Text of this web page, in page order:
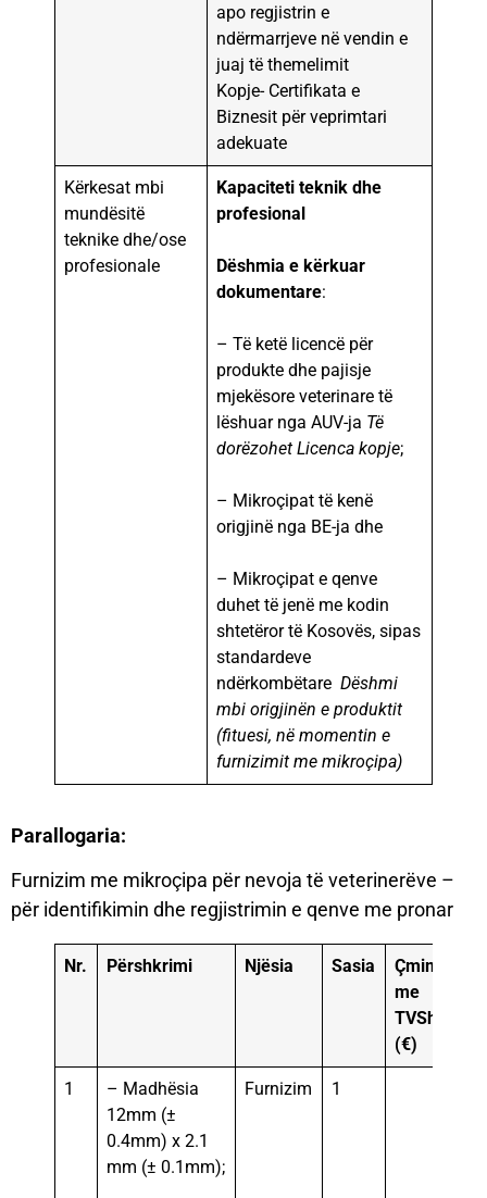
apo regjistrin e
ndërmarrjeve në vendin e
juaj të themelimit
Kopje- Certifikata e
Biznesit për veprimtari
adekuate
Kërkesat mbi
mundësitë
teknike dhe/ose
profesionale
Kapaciteti teknik dhe
profesional
Dëshmia e kërkuar
dokumentare:
– Të ketë licencë për
produkte dhe pajisje
mjekësore veterinare të
lëshuar nga AUV-ja Të
dorëzohet Licenca kopje;
– Mikroçipat të kenë
origjinë nga BE-ja dhe
– Mikroçipat e qenve
duhet të jenë me kodin
shtetëror të Kosovës, sipas
standardeve
ndërkombëtare Dëshmi
mbi origjinën e produktit
(fituesi, në momentin e
furnizimit me mikroçipa)
Parallogaria:
Furnizim me mikroçipa për nevoja të veterinerëve –
për identifikimin dhe regjistrimin e qenve me pronar
Nr. Përshkrimi Njësia Sasia
Çmimi
me
TVSh
(€)
1
– Madhësia
12mm (±
0.4mm) x 2.1
mm (± 0.1mm);
Furnizim 1